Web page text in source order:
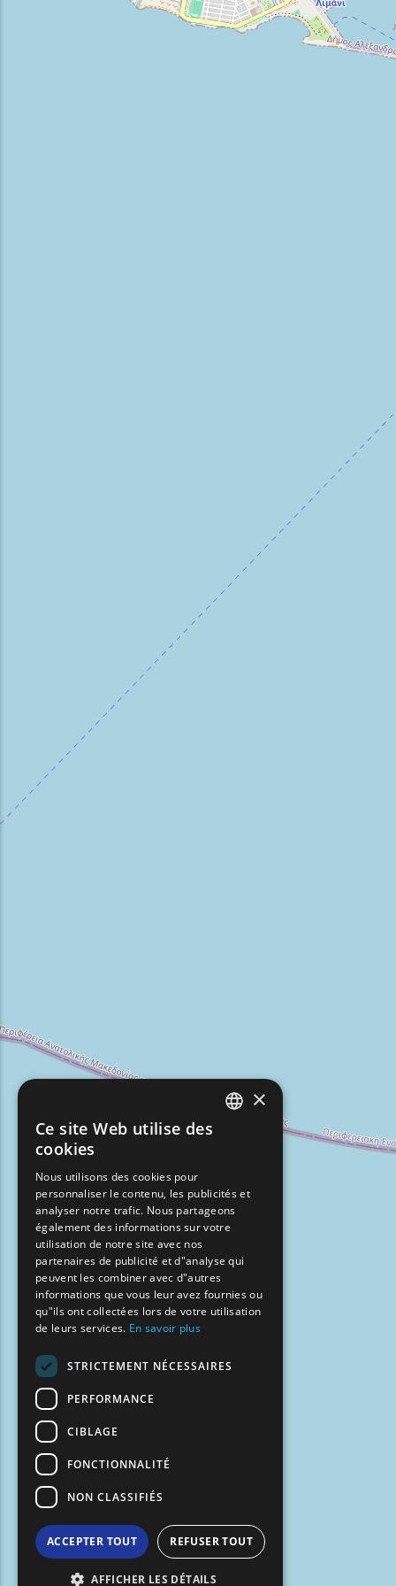
FRENCH
BULGARIAN
GERMAN
ROMANIAN
TURKISH
×
Ce site Web utilise des
cookies
Nous utilisons des cookies pour
personnaliser le contenu, les publicités et
analyser notre trafic. Nous partageons
également des informations sur votre
utilisation de notre site avec nos
partenaires de publicité et d"analyse qui
peuvent les combiner avec d"autres
informations que vous leur avez fournies ou
qu"ils ont collectées lors de votre utilisation
de leurs services. En savoir plus
STRICTEMENT NÉCESSAIRES
PERFORMANCE
CIBLAGE
FONCTIONNALITÉ
NON CLASSIFIÉS
ACCEPTER TOUT REFUSER TOUT
AFFICHER LES DÉTAILS